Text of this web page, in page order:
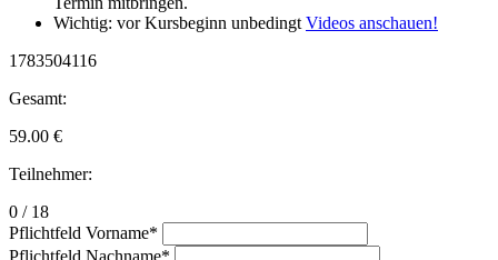
Wichtig: vor Kursbeginn unbedingt Videos anschauen!
1783504116
Gesamt:
59.00 €
Teilnehmer:
0 / 18
Pflichtfeld Vorname*